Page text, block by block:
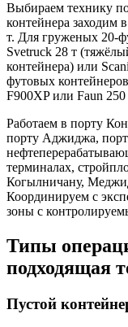
Выбираем технику
контейнера заходим
т. Для груженых 20-
Svetruck 28 т
контейнера) или
футовых
F900XP или Faun
Работаем в порту
порту Аджиджа,
терминалах,
Когылничану,
Координируем с
зоны с
Типы
подходящая
Пустой